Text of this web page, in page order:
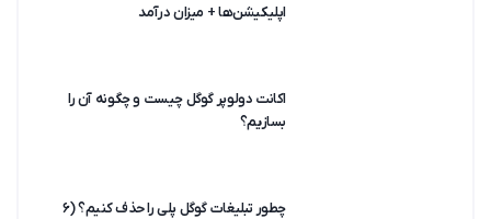
اپلیکیشن‌ها + میزان درآمد
اکانت دولوپر گوگل چیست و چگونه آن را
بسازیم؟
چطور تبلیغات گوگل پلی را حذف کنیم؟ (۶